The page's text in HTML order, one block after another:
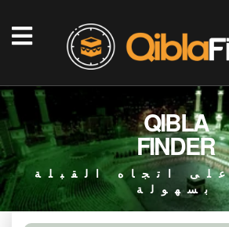
QIBLA
FINDER
اتجاه القبلة
بسهولة